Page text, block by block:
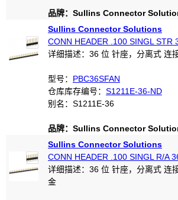
品牌：Sullins Connector
Sullins Connector Solutions
CONN HEADER .100 SINGL STR
详细描述：36 位 针座，分离式 连
型号： PBC36SFAN
仓库库存编号： S1211E-36-ND
别名：S1211E-36
品牌：Sullins Connector
Sullins Connector Solutions
CONN HEADER .100 SINGL R/A
详细描述：36 位 针座，分离式 连
金